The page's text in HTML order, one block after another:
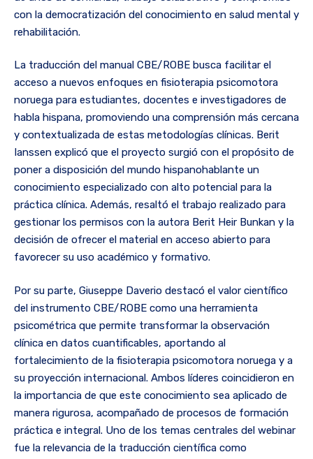
con la democratización del conocimiento en salud mental y
rehabilitación.
La traducción del manual CBE/ROBE busca facilitar el
acceso a nuevos enfoques en fisioterapia psicomotora
noruega para estudiantes, docentes e investigadores de
habla hispana, promoviendo una comprensión más cercana
y contextualizada de estas metodologías clínicas. Berit
Ianssen explicó que el proyecto surgió con el propósito de
poner a disposición del mundo hispanohablante un
conocimiento especializado con alto potencial para la
práctica clínica. Además, resaltó el trabajo realizado para
gestionar los permisos con la autora Berit Heir Bunkan y la
decisión de ofrecer el material en acceso abierto para
favorecer su uso académico y formativo.
Por su parte, Giuseppe Daverio destacó el valor científico
del instrumento CBE/ROBE como una herramienta
psicométrica que permite transformar la observación
clínica en datos cuantificables, aportando al
fortalecimiento de la fisioterapia psicomotora noruega y a
su proyección internacional. Ambos líderes coincidieron en
la importancia de que este conocimiento sea aplicado de
manera rigurosa, acompañado de procesos de formación
práctica e integral. Uno de los temas centrales del webinar
fue la relevancia de la traducción científica como